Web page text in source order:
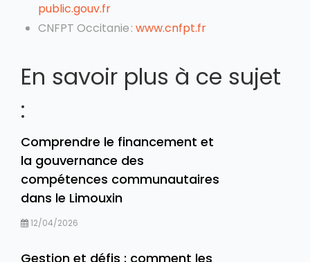
public.gouv.fr
CNFPT Occitanie : www.cnfpt.fr
En savoir plus à ce sujet
:
Comprendre le financement et
la gouvernance des
compétences communautaires
dans le Limouxin
12/04/2026
Gestion et défis : comment les